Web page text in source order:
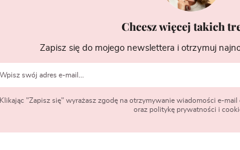
Chcesz więcej takich
Zapisz się do mojego newslettera i otrzymuj
Klikając "Zapisz się" wyrażasz zgodę na otrzymywanie wiadomości e-
oraz politykę prywatności i